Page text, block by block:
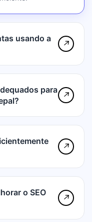
usando a
↗
para
↗
↗
o SEO
↗